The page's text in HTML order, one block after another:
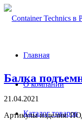
Главная
О компании
Каталог товаров
Балка
21.04.2021
Артикулы изделия: